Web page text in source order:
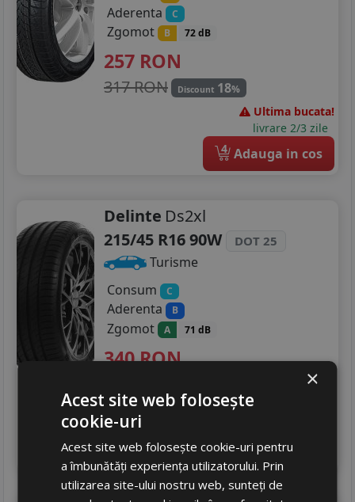
Aderenta C
Zgomot B 72 dB
257 RON
317 RON Discount 18%
Ultima bucata!
livrare 2/3 zile
4 Adauga in cos
Delinte Ds2xl
215/45 R16 90W
DOT 25
Turisme
Consum
C
Aderenta B
Zgomot A 71 dB
340RON
In stoc - peste 12 buc
4 Adauga in cos
×
Acest site web folosește
cookie-uri
Acest site web folosește cookie-uri pentru
a îmbunătăți experiența utilizatorului. Prin
utilizarea site-ului nostru web, sunteți de